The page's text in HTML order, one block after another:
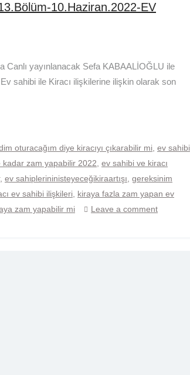
10.Haziran.2022-EV
Canlı yayınlanacak Sefa KABAALİOĞLU ile
sahibi ile Kiracı ilişkilerine ilişkin olarak son
oturacağım diye kiracıyı çıkarabilir mi ev sahibi
kadar zam yapabilir 2022 ev sahibi ve kiracı
, ev sahiplerininisteyeceğikiraartışı gereksinim
ev sahibi ilişkileri
kiraya fazla zam yapan ev
zam yapabilir mi Leave a comment